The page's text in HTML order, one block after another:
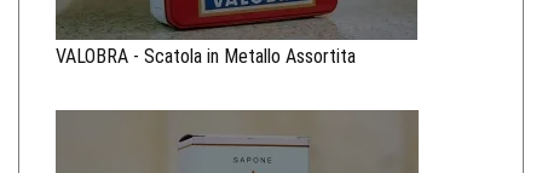
VALOBRA - Scatola in Metallo Assortita